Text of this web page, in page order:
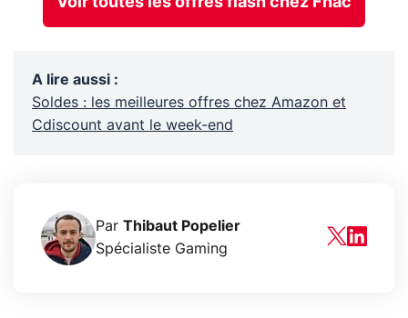
A lire aussi :
Soldes : les meilleures offres chez Amazon et
Cdiscount avant le week-end
Par Thibaut Popelier
Spécialiste Gaming